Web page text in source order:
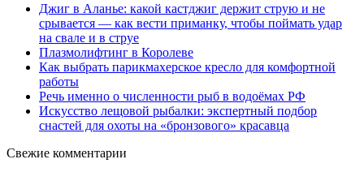
Джиг в Аланье: какой кастджиг держит струю и не
срывается — как вести приманку, чтобы поймать удар
на свале и в струе
Плазмолифтинг в Королеве
Как выбрать парикмахерское кресло для комфортной
работы
Речь именно о численности рыб в водоёмах РФ
Искусство лещовой рыбалки: экспертный подбор
снастей для охоты на «бронзового» красавца
Свежие комментарии